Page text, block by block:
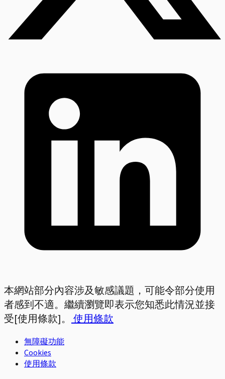
本網站部分內容涉及敏感議題，可能令部分使用
者感到不適。繼續瀏覽即表示您知悉此情況並接
受[使用條款]。
使用條款
無障礙功能
Cookies
使用條款